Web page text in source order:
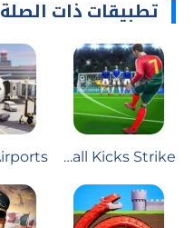
تطبيقات ذات الصلة
Football Kicks Strike